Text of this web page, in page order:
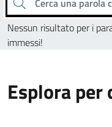
Nessun risultato per i
immessi!
Esplora per